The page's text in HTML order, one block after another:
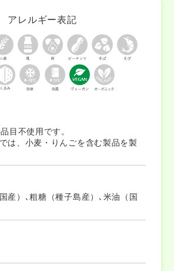
アレルギー表記
目不使用です。
は、小麦・りんごを含む製品を製
産）､粗糖（種子島産）､米油（国